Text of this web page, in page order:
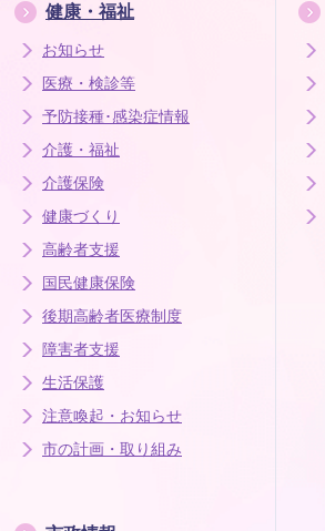
健康・福祉
お知らせ
医療・検診等
予防接種･感染症情報
介護・福祉
介護保険
健康づくり
高齢者支援
国民健康保険
後期高齢者医療制度
障害者支援
生活保護
注意喚起・お知らせ
市の計画・取り組み